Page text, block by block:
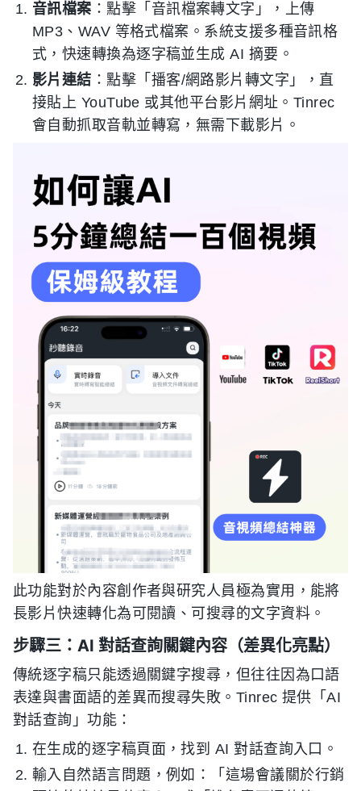
音訊檔案 ：點擊「音訊檔案轉文字」，上傳
MP3、WAV 等格式檔案。系統支援多種音訊格
式，快速轉換為逐字稿並生成 AI 摘要。
影片連結 ：點擊「播客/網路影片轉文字」，直
接貼上 YouTube 或其他平台影片網址。Tinrec
會自動抓取音軌並轉寫，無需下載影片。
此功能對於內容創作者與研究人員極為實用，能將
長影片快速轉化為可閱讀、可搜尋的文字資料。
步驟三：AI 對話查詢關鍵內容（差異化亮點）
傳統逐字稿只能透過關鍵字搜尋，但往往因為口語
表達與書面語的差異而搜尋失敗。Tinrec 提供「AI
對話查詢」功能：
在生成的逐字稿頁面，找到 AI 對話查詢入口。
輸入自然語言問題，例如：「這場會議關於行銷